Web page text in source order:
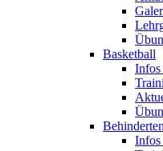
Basketball
Infos
Infos